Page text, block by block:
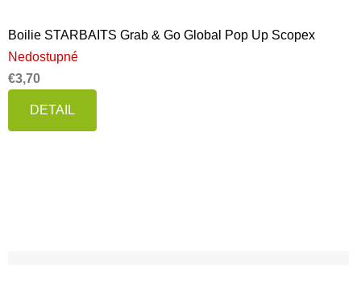
Boilie STARBAITS Grab & Go Global Pop Up Scopex
Nedostupné
€3,70
DETAIL